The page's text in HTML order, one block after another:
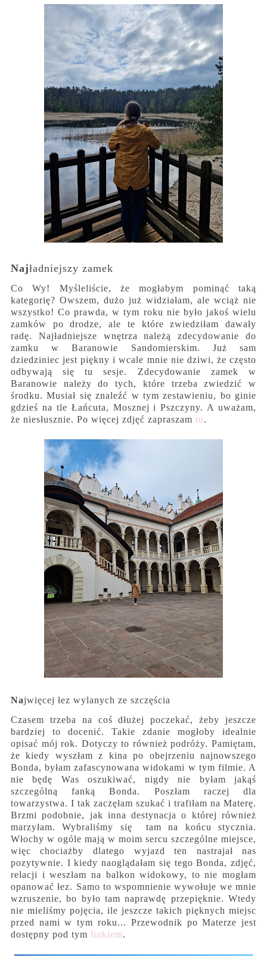
Najładniejszy zamek
Co Wy! Myśleliście, że mogłabym pominąć taką
kategorię? Owszem, dużo już widziałam, ale wciąż nie
wszystko! Co prawda, w tym roku nie było jakoś wielu
zamków po drodze, ale te które zwiedziłam dawały
radę. Najładniejsze wnętrza należą zdecydowanie do
zamku w Baranowie Sandomierskim. Już sam
dziedziniec jest piękny i wcale mnie nie dziwi, że często
odbywają się tu sesje. Zdecydowanie zamek w
Baranowie należy do tych, które trzeba zwiedzić w
środku. Musiał się znaleźć w tym zestawieniu, bo ginie
gdzieś na tle Łańcuta, Mosznej i Pszczyny. A uważam,
że niesłusznie. Po więcej zdjęć zapraszam tu.
Najwięcej łez wylanych ze szczęścia
Czasem trzeba na coś dłużej poczekać, żeby jeszcze
bardziej to docenić. Takie zdanie mogłoby idealnie
opisać mój rok. Dotyczy to również podróży. Pamiętam,
że kiedy wyszłam z kina po obejrzeniu najnowszego
Bonda, byłam zafascynowana widokami w tym filmie. A
nie będę Was oszukiwać, nigdy nie byłam jakąś
szczególną fanką Bonda. Poszłam raczej dla
towarzystwa. I tak zaczęłam szukać i trafiłam na Materę.
Brzmi podobnie, jak inna destynacja o której również
marzyłam. Wybraliśmy się tam na końcu stycznia.
Włochy w ogóle mają w moim sercu szczególne miejsce,
więc chociażby dlatego wyjazd ten nastrajał nas
pozytywnie. I kiedy naoglądałam się tego Bonda, zdjęć,
relacji i weszłam na balkon widokowy, to nie mogłam
opanować łez. Samo to wspomnienie wywołuje we mnie
wzruszenie, bo było tam naprawdę przepięknie. Wtedy
nie mieliśmy pojęcia, ile jeszcze takich pięknych miejsc
przed nami w tym roku... Przewodnik po Materze jest
dostępny pod tym linkiem.